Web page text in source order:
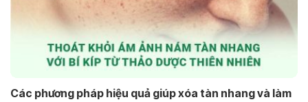
Các phương pháp hiệu quả giúp xóa tàn nhang và làm